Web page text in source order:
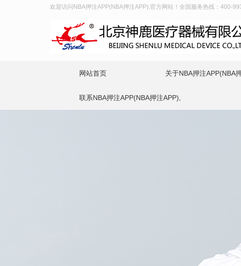
欢迎访问NBA押注APP(NBA押注APP),官方网站！全国服务热线：400-
网站首页 关于NBA押注APP(NBA
联系NBA押注APP(NBA押注APP),